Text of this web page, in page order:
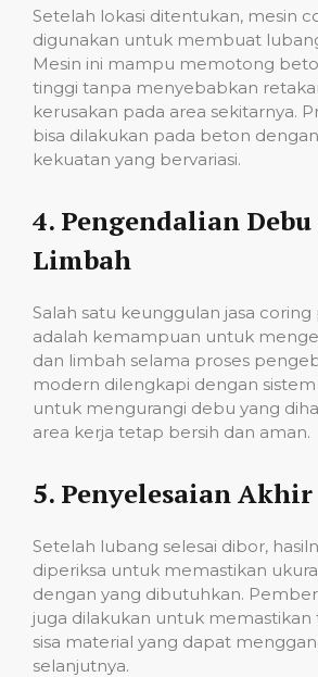
Setelah lokasi ditentukan, mesin
digunakan untuk membuat
Mesin ini mampu memotong
tinggi tanpa menyebabkan
kerusakan pada area sekitarnya.
bisa dilakukan pada beton
kekuatan yang bervariasi.
4. Pengendalian
Limbah
Salah satu keunggulan jasa coring
adalah kemampuan untuk
dan limbah selama proses
modern dilengkapi dengan
untuk mengurangi debu yang
area kerja tetap bersih dan aman.
5. Penyelesaian Akhir
Setelah lubang selesai dibor,
diperiksa untuk memastikan
dengan yang dibutuhkan.
juga dilakukan untuk memastikan
sisa material yang dapat
selanjutnya.